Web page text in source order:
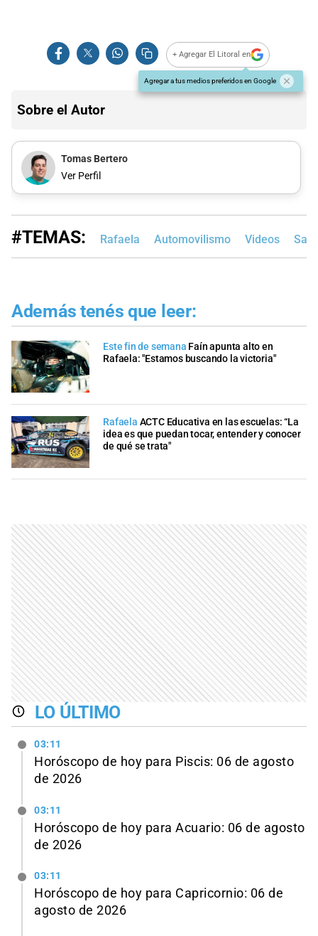
+ Agregar El Litoral en
Agregar a tus medios preferidos en Google
Sobre el Autor
Tomas Bertero
Ver Perfil
#TEMAS: Rafaela Automovilismo Videos
Además tenés que leer:
Este fin de semana Faín apunta alto en
Rafaela: "Estamos buscando la victoria"
Rafaela ACTC Educativa en las escuelas: “La
idea es que puedan tocar, entender y conocer
de qué se trata"
LO ÚLTIMO
03:11
Horóscopo de hoy para Piscis: 06 de agosto
de 2026
03:11
Horóscopo de hoy para Acuario: 06 de agosto
de 2026
03:11
Horóscopo de hoy para Capricornio: 06 de
agosto de 2026